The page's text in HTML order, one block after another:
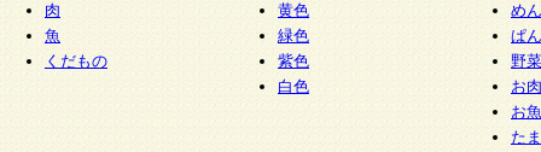
肉
魚
くだもの
黄色
緑色
紫色
白色
めん
ぱん
野
お
お
た